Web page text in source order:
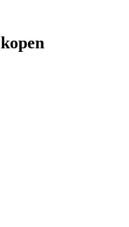
kopen